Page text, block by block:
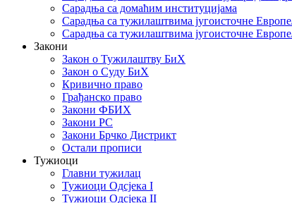
Сарадња са домаћим институцијама
Сарадња са тужилаштвима југоисточне
Сарадња са тужилаштвима југоисточне
Закони
Закон о Тужилаштву БиХ
Закон о Суду БиХ
Кривично право
Грађанско право
Закони ФБИХ
Закони РС
Закони Брчко Дистрикт
Остали прописи
Тужиоци
Главни тужилац
Тужиоци Oдсјекa I
Тужиоци Oдсјекa II